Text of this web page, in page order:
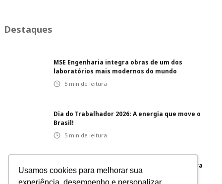
Usamos cookies para melhorar sua
experiência, desempenho e personalizar
Destaques
MSE Engenharia integra obras de um dos
laboratórios mais modernos do mundo
5 min de leitura
Dia do Trabalhador 2026: A energia que move o
Brasil!
5 min de leitura
Projetos inovadores: soluções integradas para
diferentes segmentos